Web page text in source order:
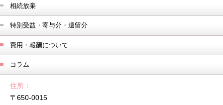
相続放棄
特別受益・寄与分・遺留分
費用・報酬について
コラム
住所
〒650-0015